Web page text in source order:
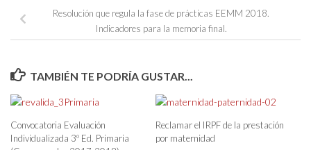
Resolución que regula la fase de prácticas EEMM 2018.
Indicadores para la memoria final.
TAMBIÉN TE PODRÍA GUSTAR...
Convocatoria Evaluación
Individualizada 3º Ed. Primaria
Reclamar el IRPF de la prestación
por maternidad